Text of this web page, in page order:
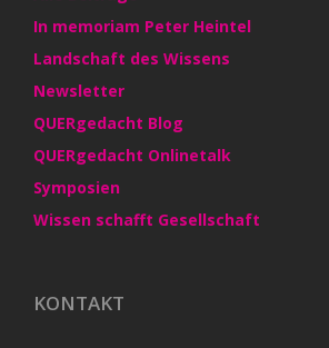
In memoriam Peter Heintel
Landschaft des Wissens
Newsletter
QUERgedacht Blog
QUERgedacht Onlinetalk
Symposien
Wissen schafft Gesellschaft
KONTAKT